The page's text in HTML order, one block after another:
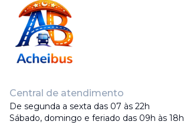
Central de atendimento
De segunda a sexta das 07 às 22h
Sábado, domingo e feriado das 09h às 18h